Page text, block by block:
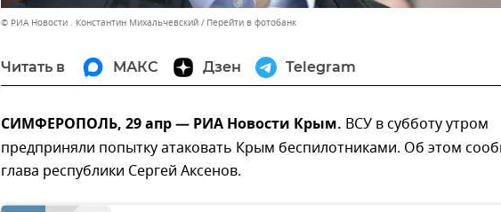
© РИА Новости . Константин Михальчевский Перейти в фотобанк
Читать в МАКС Дзен Telegram
СИМФЕРОПОЛЬ, 29 апр — РИА Новости Крым. ВСУ в субботу утром
предприняли попытку атаковать Крым беспилотниками. Об этом
глава республики Сергей Аксенов.